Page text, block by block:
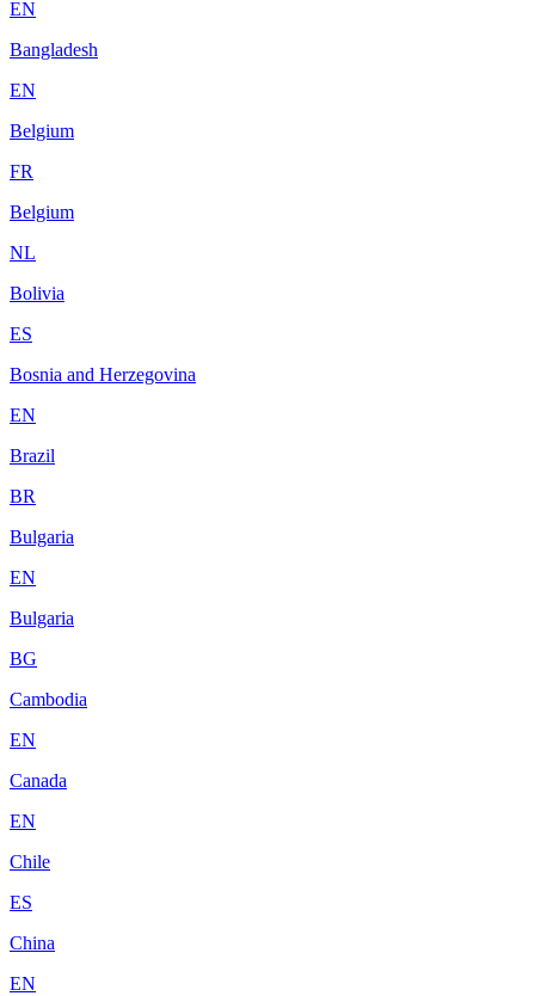
EN
Bangladesh
EN
Belgium
FR
Belgium
NL
Bolivia
ES
Bosnia and Herzegovina
EN
Brazil
BR
Bulgaria
EN
Bulgaria
BG
Cambodia
EN
Canada
EN
Chile
ES
China
EN